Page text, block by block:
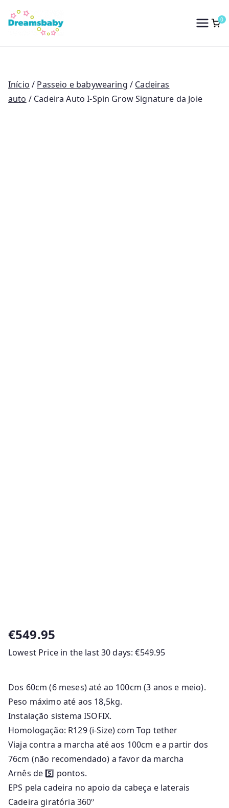
para
conteúdo
Dreams Baby
0
Início / Passeio e babywearing / Cadeiras
auto / Cadeira Auto I-Spin Grow Signature da Joie
€549.95
Lowest Price in the last 30 days:€549.95
Dos 60cm (6 meses) até ao 100cm (3 anos e meio).
Peso máximo até aos 18,5kg.
Instalação sistema ISOFIX.
Homologação: R129 (i-Size) com Top tether
Viaja contra a marcha até aos 100cm e a partir dos
76cm (não recomendado) a favor da marcha
Arnês de 5️⃣ pontos.
EPS pela cadeira no apoio da cabeça e laterais
Cadeira giratória 360º